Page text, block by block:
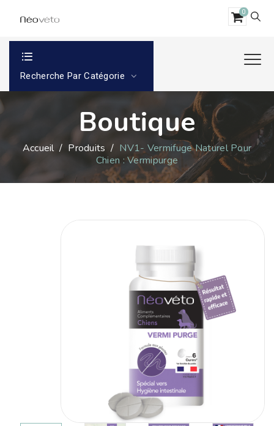
0
Recherche Par Catégorie
Boutique
Accueil/ Produits / NV1- Vermifuge Naturel Pour
Chien : Vermipurge